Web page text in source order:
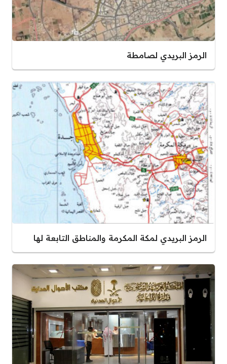
الرمز البريدي لصامطة
الرمز البريدي لمكة المكرمة والمناطق التابعة لها